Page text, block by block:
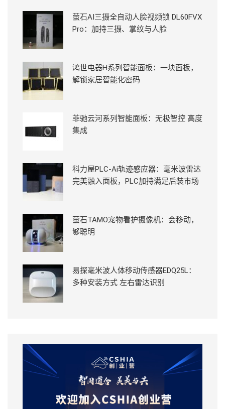
萤石AI三摄全自动人脸视频锁 DL60FVX
Pro：加持三摄、掌纹与人脸
鸿世电器H系列智能面板：一块面板，
解锁家居智能化密码
菲驰云河系列智能面板：无极智控 高度
集成
科力屋PLC-Ai轨迹感应器：毫米波雷达
完美融入面板，PLC加持满足后装市场
萤石TAMO宠物看护摄像机：会移动，
够聪明
易探毫米波人体移动传感器EDQ25L：
多种安装方式 左右雷达识别